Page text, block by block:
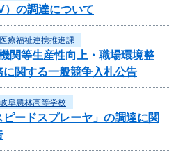
）の調達について
医療福祉連携推進課
関等生産性向上・職場環境整
関する一般競争入札公告
岐阜農林高等学校
ードスプレーヤ」の調達に関